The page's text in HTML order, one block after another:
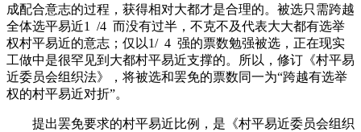
成配合意志的过程，获得相对大都才是合理的。被选只需跨越
全体选平易近1 /4 而没有过半，不克不及代表大大都有选举
权村平易近的意志；仅以1/ 4 强的票数勉强被选，正在现实
工做中是很罕见到大都村平易近支撑的。所以，修订《村平易
近委员会组织法》，将被选和罢免的票数同一为“跨越有选举
权的村平易近对折”。
提出罢免要求的村平易近比例，是《村平易近委员会组织